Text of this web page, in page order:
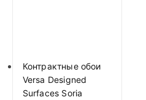
Контрактные обои
Versa Designed
Surfaces Soria